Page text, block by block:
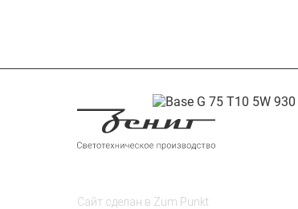
Сайт сделан в Zum Punkt